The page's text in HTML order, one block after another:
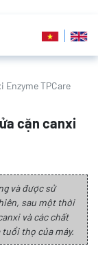
Enzyme TPCare
cặn canxi
và được sử
sau một thời
và các chất
thọ của máy.